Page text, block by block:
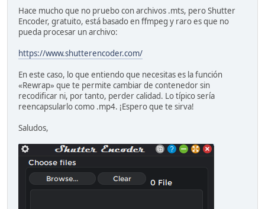
Hace mucho que no pruebo con archivos .mts, pero Shutter
Encoder, gratuito, está basado en ffmpeg y raro es que no
pueda procesar un archivo:
https://www.shutterencoder.com/
En este caso, lo que entiendo que necesitas es la función
«Rewrap» que te permite cambiar de contenedor sin
recodificar ni, por tanto, perder calidad. Lo típico sería
reencapsularlo como .mp4. ¡Espero que te sirva!
Saludos,